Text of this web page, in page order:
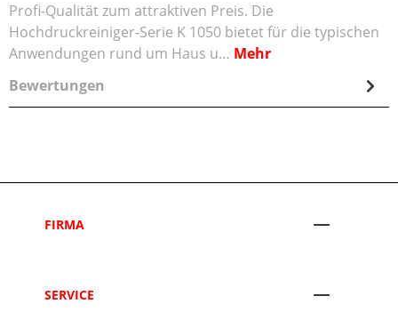
Profi-Qualität zum attraktiven Preis. Die
Hochdruckreiniger-Serie K 1050 bietet für die typischen
Anwendungen rund um Haus u… Mehr
Bewertungen
FIRMA
SERVICE